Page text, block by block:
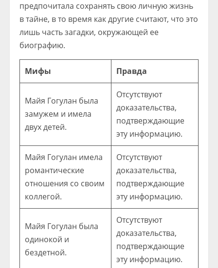
предпочитала сохранять свою личную жизнь
в тайне, в то время как другие считают, что это
лишь часть загадки, окружающей ее
биографию.
Мифы Правда
Майя Гогулан была
замужем и имела
двух детей.
Отсутствуют
доказательства,
подтверждающие
эту информацию.
Майя Гогулан имела
романтические
отношения со своим
коллегой.
Отсутствуют
доказательства,
подтверждающие
эту информацию.
Майя Гогулан была
одинокой и
бездетной.
Отсутствуют
доказательства,
подтверждающие
эту информацию.